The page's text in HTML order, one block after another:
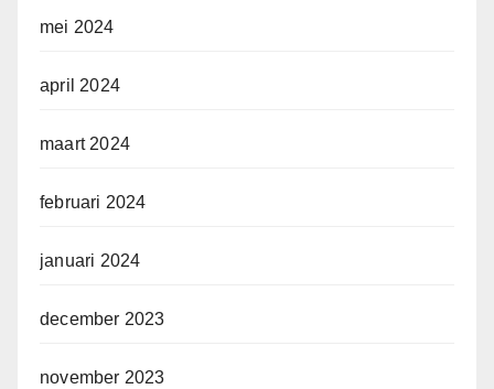
mei 2024
april 2024
maart 2024
februari 2024
januari 2024
december 2023
november 2023